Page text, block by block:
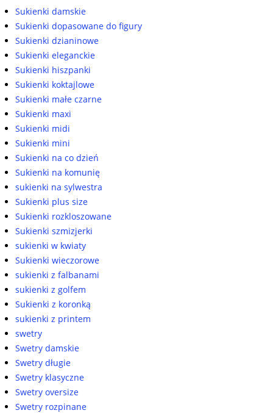
Sukienki damskie
Sukienki dopasowane do figury
Sukienki dzianinowe
Sukienki eleganckie
Sukienki hiszpanki
Sukienki koktajlowe
Sukienki małe czarne
Sukienki maxi
Sukienki midi
Sukienki mini
Sukienki na co dzień
Sukienki na komunię
sukienki na sylwestra
Sukienki plus size
Sukienki rozkloszowane
Sukienki szmizjerki
sukienki w kwiaty
Sukienki wieczorowe
sukienki z falbanami
sukienki z golfem
Sukienki z koronką
sukienki z printem
swetry
Swetry damskie
Swetry długie
Swetry klasyczne
Swetry oversize
Swetry rozpinane